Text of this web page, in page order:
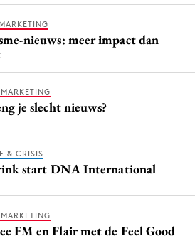
nieuws: meer impact dan
je slecht nieuws?
& CRISIS
start DNA International
FM en Flair met de Feel Good